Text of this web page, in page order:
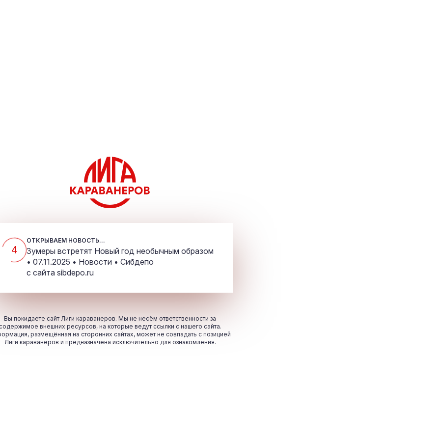
4
ОТКРЫВАЕМ НОВОСТЬ...
Зумеры встретят Новый год необычным образом
• 07.11.2025 • Новости • Сибдепо
с сайта sibdepo.ru
Вы покидаете сайт Лиги караванеров. Мы не несём ответственности за
внешних ресурсов, на которые ведут ссылки с нашего сайта.
размещённая на сторонних сайтах, может не совпадать с позицией
Лиги караванеров и предназначена исключительно для ознакомления.